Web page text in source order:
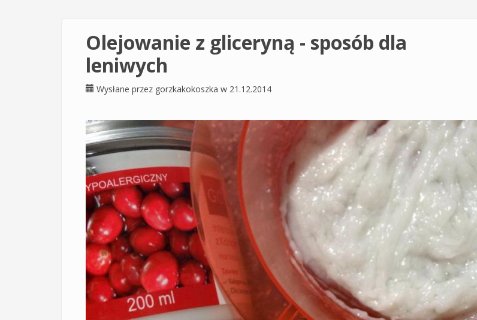
Olejowanie z gliceryną - sposób dla
leniwych
Wysłane przez gorzkakokoszka w 21.12.2014